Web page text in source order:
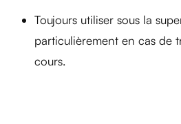
Toujours utiliser sous la
particulièrement en cas de
cours.